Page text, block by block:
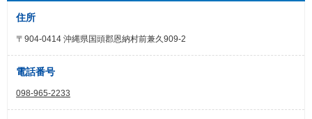
住所
〒904-0414 沖縄県国頭郡恩納村前兼久909-2
電話番号
098-965-2233